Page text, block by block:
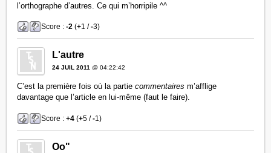
l’orthographe d’autres. Ce qui m’horripile ^^
Score :-2 (+1 /-3)
L'autre
24 JUIL 2011 @ 04:22:42
C’est la première fois où la partiecommentaires m’afflige
davantage que l’article en lui-même (faut le faire).
Score :+4 (+5 /-1)
Oo"